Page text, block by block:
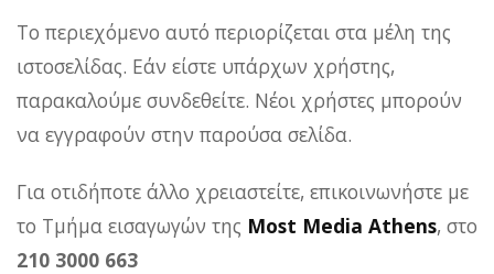
Το περιεχόμενο αυτό περιορίζεται στα μέλη της
ιστοσελίδας. Εάν είστε υπάρχων χρήστης,
παρακαλούμε συνδεθείτε. Νέοι χρήστες μπορούν
να εγγραφούν στην παρούσα σελίδα.
Για οτιδήποτε άλλο χρειαστείτε, επικοινωνήστε με
το Τμήμα εισαγωγών της Most Media Athens, στο
210 3000 663